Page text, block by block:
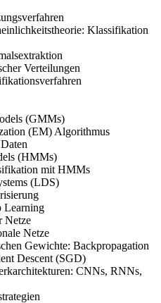
Klassifikation
Verteilungen
(GMMs)
(EM) Algorithmus
(HMMs)
mit HMMs
(LDS)
Learning
Netze
Netze
Gewichte: Backpropagation
Descent (SGD)
CNNs, RNNs,